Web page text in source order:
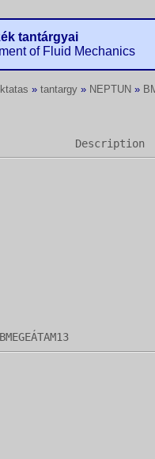
tantárgyai
of Fluid Mechanics
» tantargy » NEPTUN »
Description